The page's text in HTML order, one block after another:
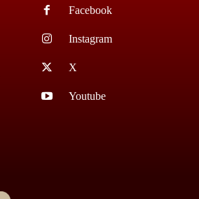
Facebook
Instagram
X
Youtube